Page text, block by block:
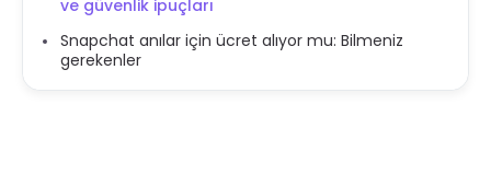
ve güvenlik ipuçları
Snapchat anılar için ücret alıyor mu: Bilmeniz
gerekenler